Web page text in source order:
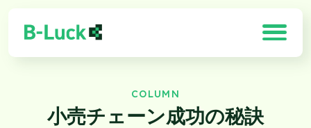
COLUMN
小売チェーン成功の秘訣